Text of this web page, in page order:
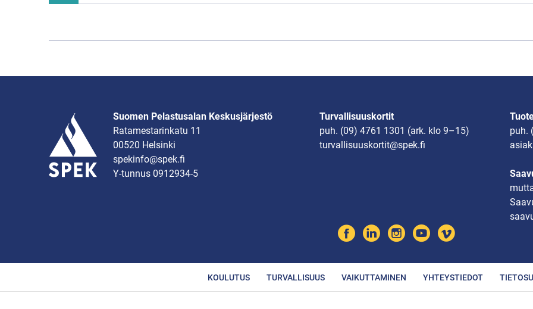
Suomen Pelastusalan Keskusjärjestö
Ratamestarinkatu 11
00520 Helsinki
spekinfo@spek.fi
Y-tunnus 0912934-5
Turvallisuuskortit
puh. (09) 4761 1301 (ark. klo 9–15)
turvallisuuskortit@spek.fi
puh.
KOULUTUS TURVALLISUUS VAIKUTTAMINEN YHTEYSTIEDOT